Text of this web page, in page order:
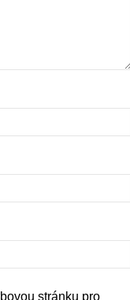
stránku pro